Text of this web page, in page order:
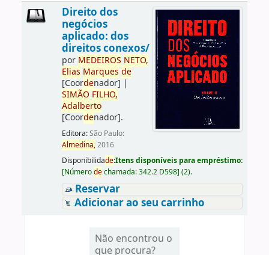
Direito dos
negócios
aplicado: dos
direitos conexos/
por MEDEIROS NETO,
Elias Marques de
[Coordenador] |
SIMÃO FILHO,
Adalberto
[Coordenador].
Editora:São Paulo:
Almedina,2016
Disponibilidade:Itens disponíveis para empréstimo:
[Númerodechamada:342.2 D598] (2).
Reservar
Adicionar ao seu carrinho
Não encontrou o
que procura?